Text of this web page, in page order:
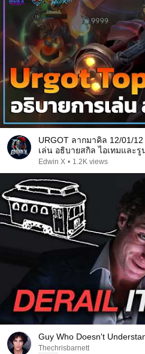
URGOT ลากมาคิล 12/01/
เล่น อธิบายสกิล ไอเทมและรูน |
Wildrift
Edwin X • 1.2K views
Guy Who Doesn't
Thechrisbarnett